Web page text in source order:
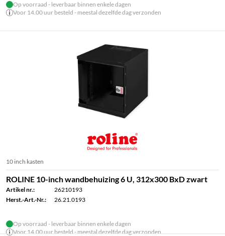
Op voorraad - leverbaar binnen enkele dagen
Voor 14.00 uur besteld - meestal dezelfde dag verzonden
10 inch kasten
ROLINE 10-inch wandbehuizing 6 U, 312x300 BxD zwart
Artikel nr.:
26210193
Herst.-Art.-Nr.:
26.21.0193
Op voorraad - leverbaar binnen enkele dagen
Voor 14.00 uur besteld - meestal dezelfde dag verzonden